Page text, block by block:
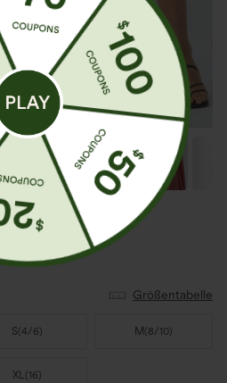
Größentabelle
S(4/6) M (8/10)
XL(16)